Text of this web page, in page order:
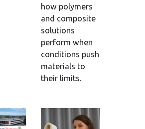
how polymers
and composite
solutions
perform when
conditions push
materials to
their limits.